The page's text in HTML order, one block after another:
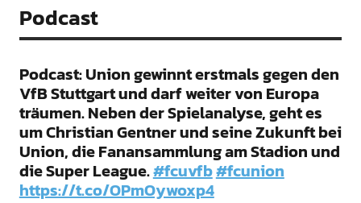
Podcast
Podcast: Union gewinnt erstmals gegen den
VfB Stuttgart und darf weiter von Europa
träumen. Neben der Spielanalyse, geht es
um Christian Gentner und seine Zukunft bei
Union, die Fanansammlung am Stadion und
die Super League.#fcuvfb#fcunion
https://t.co/OPmOywoxp4